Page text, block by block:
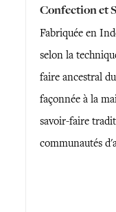
Confection et
Fabriquée en
selon la
faire ancestral
façonnée à la
savoir-faire
communautés